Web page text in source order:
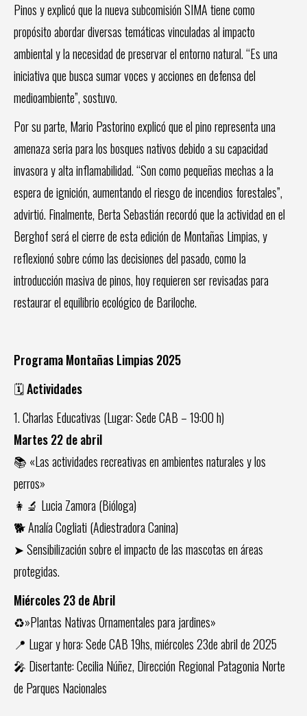
Pinos y explicó que la nueva subcomisión SIMA tiene como
propósito abordar diversas temáticas vinculadas al impacto
ambiental y la necesidad de preservar el entorno natural. “Es una
iniciativa que busca sumar voces y acciones en defensa del
medioambiente”, sostuvo.
Por su parte, Mario Pastorino explicó que el pino representa una
amenaza seria para los bosques nativos debido a su capacidad
invasora y alta inflamabilidad. “Son como pequeñas mechas a la
espera de ignición, aumentando el riesgo de incendios forestales”,
advirtió. Finalmente, Berta Sebastián recordó que la actividad en el
Berghof será el cierre de esta edición de Montañas Limpias, y
reflexionó sobre cómo las decisiones del pasado, como la
introducción masiva de pinos, hoy requieren ser revisadas para
restaurar el equilibrio ecológico de Bariloche.
Programa Montañas Limpias 2025
🗓️ Actividades
1. Charlas Educativas (Lugar: Sede CAB – 19:00 h)
Martes 22 de abril
📚 «Las actividades recreativas en ambientes naturales y los
perros»
👩‍🔬 Lucia Zamora (Bióloga)
🐕 Analía Cogliati (Adiestradora Canina)
➤ Sensibilización sobre el impacto de las mascotas en áreas
protegidas.
Miércoles 23 de Abril
♻️»Plantas Nativas Ornamentales para jardines»
📍 Lugar y hora: Sede CAB 19hs, miércoles 23de abril de 2025
🎤 Disertante: Cecilia Núñez, Dirección Regional Patagonia Norte
de Parques Nacionales